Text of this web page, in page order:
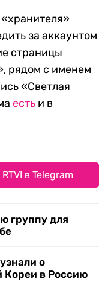
«хранителя»
за аккаунтом
страницы
рядом с именем
«Светлая
есть и в
в Telegram
группу для
о
Кореи в Россию